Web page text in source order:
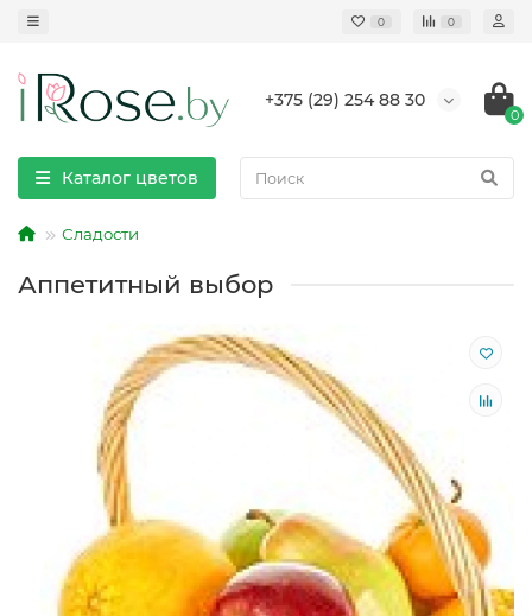
0 0
+375 (29) 254 88 30
0
Каталог цветов
Сладости
Аппетитный выбор